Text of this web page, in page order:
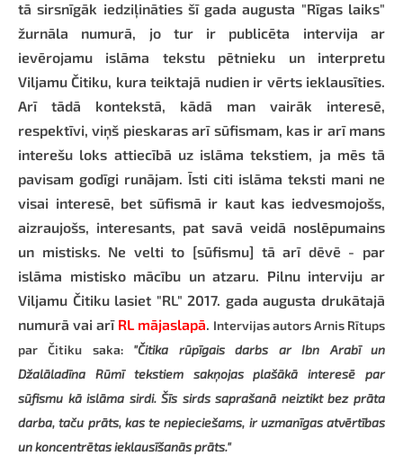
tā sirsnīgāk iedziļināties šī gada augusta "Rīgas laiks"
žurnāla numurā, jo tur ir publicēta intervija ar
ievērojamu islāma tekstu pētnieku un interpretu
Viljamu Čitiku, kura teiktajā nudien ir vērts ieklausīties.
Arī tādā kontekstā, kādā man vairāk interesē,
respektīvi, viņš pieskaras arī sūfismam, kas ir arī mans
interešu loks attiecībā uz islāma tekstiem, ja mēs tā
pavisam godīgi runājam. Īsti citi islāma teksti mani ne
visai interesē, bet sūfismā ir kaut kas iedvesmojošs,
aizraujošs, interesants, pat savā veidā noslēpumains
un mistisks. Ne velti to [sūfismu] tā arī dēvē - par
islāma mistisko mācību un atzaru. Pilnu interviju ar
Viljamu Čitiku lasiet "RL" 2017. gada augusta drukātajā
numurā vai arī RL mājaslapā. Intervijas autors Arnis Rītups
par Čitiku saka: "Čitika rūpīgais darbs ar Ibn Arabī un
Džalāladīna Rūmī tekstiem sakņojas plašākā interesē par
sūfismu kā islāma sirdi. Šīs sirds saprašanā neiztikt bez prāta
darba, taču prāts, kas te nepieciešams, ir uzmanīgas atvērtības
un koncentrētas ieklausīšanās prāts."